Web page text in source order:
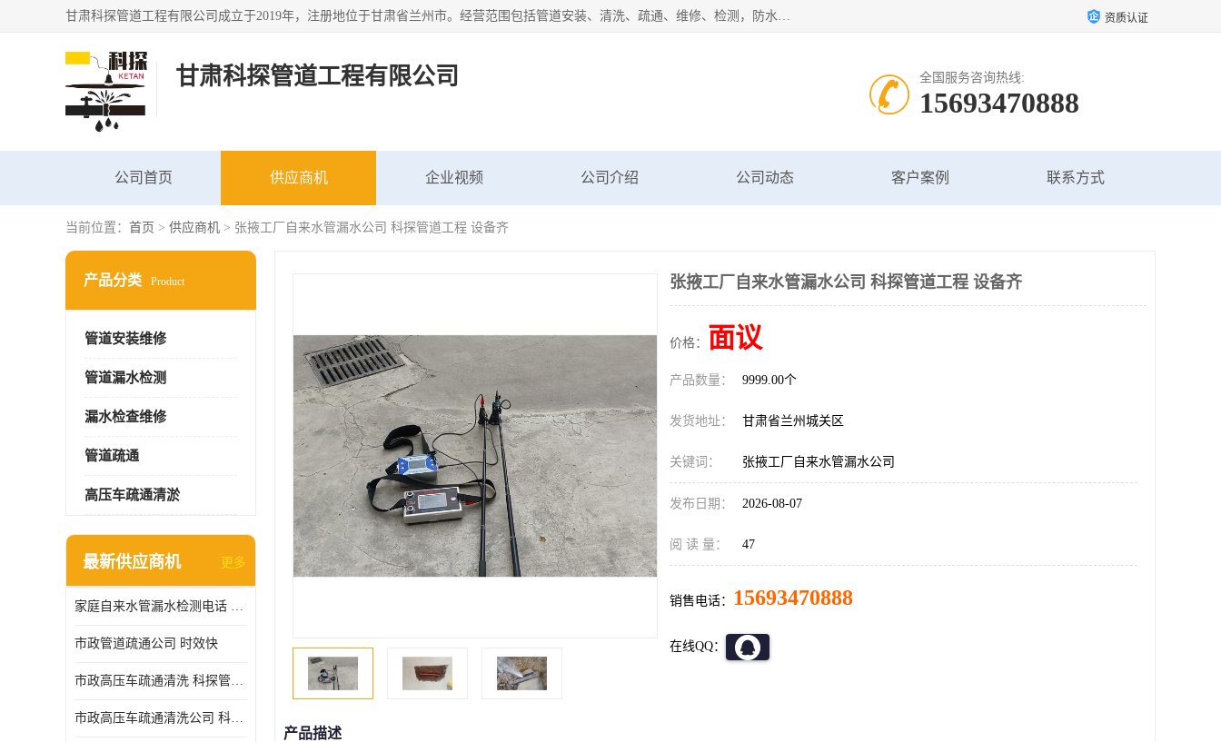
甘肃科探管道工程有限公司成立于2019年，注册地位于甘肃省兰州市。经营范围包括管道安装、清洗、疏通、维修、检测，防水工程，工程钻孔，化粪池清理，暖气安装，给排水管道安装维修，室内外管道如消防、供水、供热管道漏水检测定位，室内外防水堵漏等。 资质认证
甘肃科探管道工程有限公司 全国服务咨询热线:
15693470888
公司首页 供应商机 企业视频 公司介绍 公司动态 客户案例 联系方式
当前位置： 首页 > 供应商机 > 张掖工厂自来水管漏水公司 科探管道工程 设备齐
产品分类 Product
管道安装维修
管道漏水检测
漏水检查维修
管道疏通
高压车疏通清淤
最新供应商机 更多
家庭自来水管漏水检测电话 服务周到
市政管道疏通公司 时效快
市政高压车疏通清洗 科探管道工程 设备齐
市政高压车疏通清洗公司 科探管道工程 经验丰富
张掖工厂自来水管漏水公司 科探管道工程 设备齐
价格： 面议
产品数量： 9999.00个
发货地址： 甘肃省兰州城关区
关键词： 张掖工厂自来水管漏水公司
发布日期： 2026-08-07
阅 读 量： 47
销售电话： 15693470888
在线QQ：
产品描述